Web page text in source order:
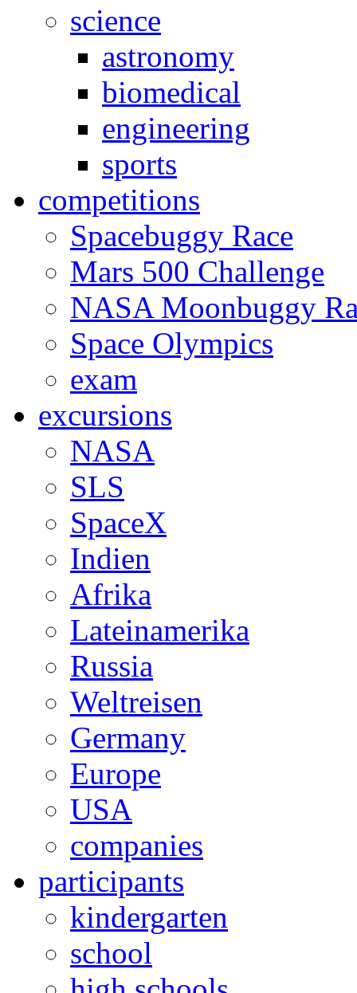
science
astronomy
biomedical
engineering
sports
competitions
Spacebuggy Race
Mars 500 Challenge
NASA Moonbuggy
Space Olympics
exam
excursions
NASA
SLS
SpaceX
Indien
Afrika
Lateinamerika
Russia
Weltreisen
Germany
Europe
USA
companies
participants
kindergarten
school